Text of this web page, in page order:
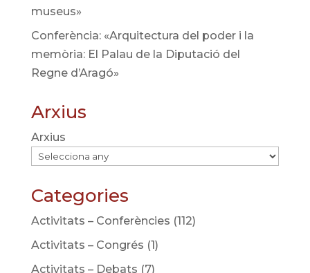
museus»
Conferència: «Arquitectura del poder i la
memòria: El Palau de la Diputació del
Regne d’Aragó»
Arxius
Arxius
Categories
Activitats – Conferències (112)
Activitats – Congrés (1)
Activitats – Debats (7)